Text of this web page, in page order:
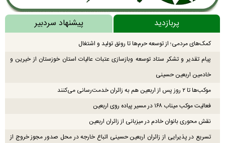
پربازدید پیشنهاد سردبیر
کمک‌های مردمی؛ از توسعه حرم‌ها تا رونق تولید و اشتغال
پیام تقدیر و تشکر ستاد توسعه وبازسازی عتبات عالیات استان خوزستان از خیرین و
خادمین اربعین حسینی
موکب‌ها تا ۲ روز پس از اربعین هم به زائران خدمت‌رسانی می‌کنند
فعالیت موکب میناب ۱۶۸ در مسیر پیاده روی اربعین
نقش محوری بانوان خادم در میزبانی از زائران اربعین
تسریع در پذیرایی از زائران اربعین حسینی اتباع خارجه در محل صدور مجوز خروج از